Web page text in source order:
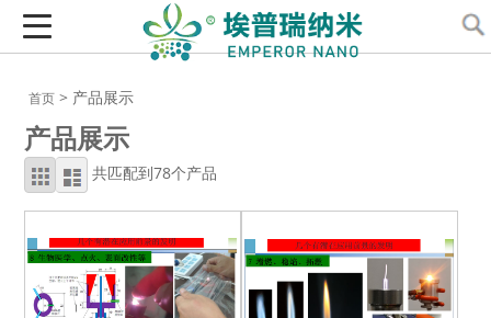
首页 > 产品展示
产品展示
共匹配到78个产品